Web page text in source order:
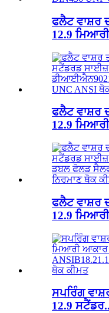
ਫਲੈਟ ਵਾਸ਼ਰ
12.9
ਫਲੈਟ ਵਾਸ਼ਰ
12.9
ਫਲੈਟ ਵਾਸ਼ਰ
12.9
ਸਪਰਿੰਗ
12.9